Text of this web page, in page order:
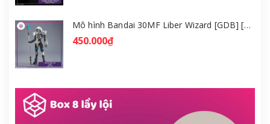
Mô hình Bandai 30MF Liber Wizard [GDB] [30MF]
450.000₫